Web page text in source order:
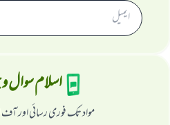
اسلام
مواد تک فوری رسائی اور